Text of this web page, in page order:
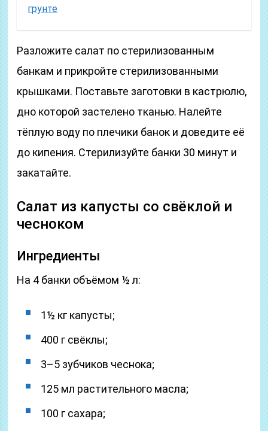
грунте
Разложите салат по стерилизованным
банкам и прикройте стерилизованными
крышками. Поставьте заготовки в кастрюлю,
дно которой застелено тканью. Налейте
тёплую воду по плечики банок и доведите её
до кипения. Стерилизуйте банки 30 минут и
закатайте.
Салат из капусты со свёклой и
чесноком
Ингредиенты
На 4 банки объёмом ½ л:
1½ кг капусты;
400 г свёклы;
3–5 зубчиков чеснока;
125 мл растительного масла;
100 г сахара;